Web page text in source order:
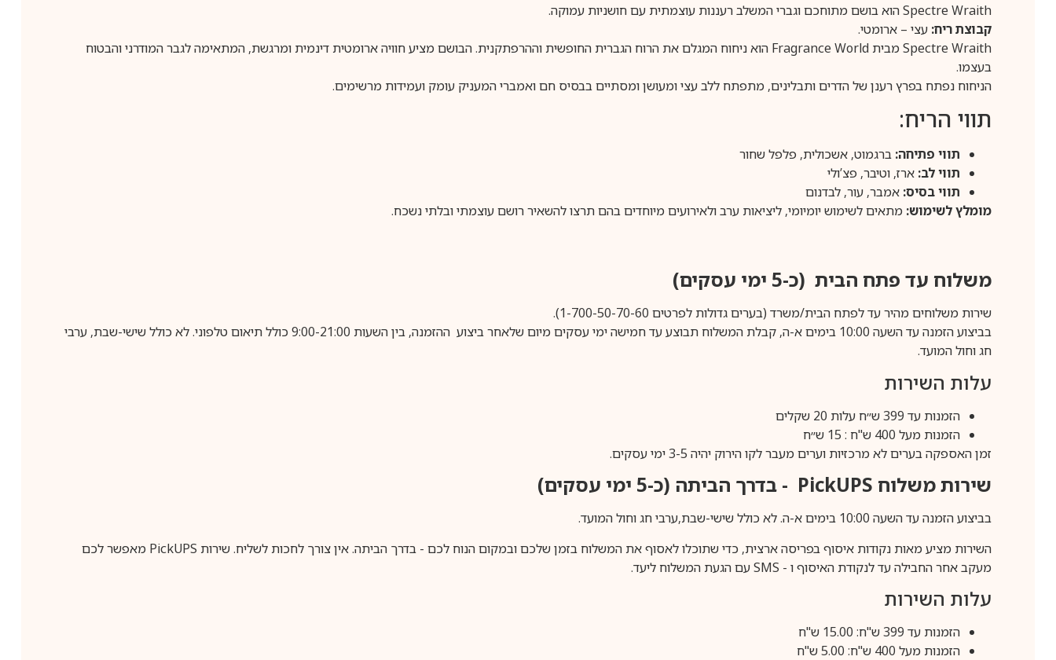
Spectre Wraith הוא בושם מתוחכם וגברי המשלב רעננות עוצמתית עם חושניות עמוקה.
קבוצת ריח: עצי – ארומטי.
Spectre Wraith מבית Fragrance World הוא ניחוח המגלם את הרוח הגברית החופשית וההרפתקנית. הבושם מציע חוויה ארומטית דינמית ומרגשת, המתאימה לגבר המודרני והבטוח
בעצמו.
הניחוח נפתח בפרץ רענן של הדרים ותבלינים, מתפתח ללב עצי ומעושן ומסתיים בבסיס חם ואמברי המעניק עומק ועמידות מרשימים.
תווי הריח:
תווי פתיחה: ברגמוט, אשכולית, פלפל שחור
תווי לב: ארז, וטיבר, פצ’ולי
תווי בסיס: אמבר, עור, לבדנום
מומלץ לשימוש: מתאים לשימוש יומיומי, ליציאות ערב ולאירועים מיוחדים בהם תרצו להשאיר רושם עוצמתי ובלתי נשכח.
משלוח עד פתח הבית (כ-5 ימי עסקים)
שירות משלוחים מהיר עד לפתח הבית/משרד (בערים גדולות לפרטים 1-700-50-70-60).
בביצוע הזמנה עד השעה 10:00 בימים א-ה, קבלת המשלוח תבוצע עד חמישה ימי עסקים מיום שלאחר ביצוע ההזמנה, בין השעות 9:00-21:00 כולל תיאום טלפוני. לא כולל שישי-שבת, ערבי
חג וחול המועד.
עלות השירות
הזמנות עד 399 ש״ח עלות 20 שקלים
הזמנות מעל 400 ש"ח : 15 ש״ח
זמן האספקה בערים לא מרכזיות וערים מעבר לקו הירוק יהיה 3-5 ימי עסקים.
שירות משלוח PickUPS - בדרך הביתה (כ-5 ימי עסקים)
בביצוע הזמנה עד השעה 10:00 בימים א-ה. לא כולל שישי-שבת,ערבי חג וחול המועד.
השירות מציע מאות נקודות איסוף בפריסה ארצית, כדי שתוכלו לאסוף את המשלוח בזמן שלכם ובמקום הנוח לכם - בדרך הביתה. אין צורך לחכות לשליח. שירות PickUPS מאפשר לכם
מעקב אחר החבילה עד לנקודת האיסוף ו - SMSעם הגעת המשלוח ליעד.
עלות השירות
הזמנות עד 399 ש"ח: 15.00 ש"ח
הזמנות מעל 400 ש"ח: 5.00 ש"ח